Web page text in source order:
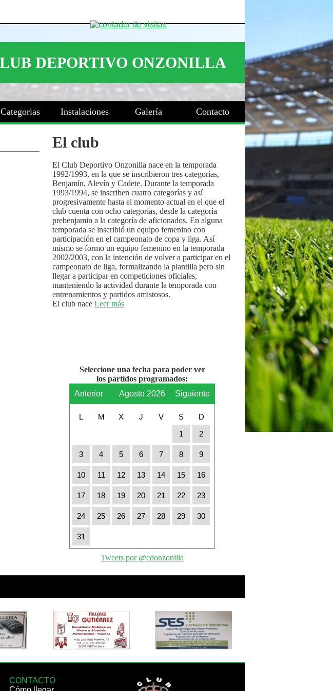
Categorias Instalaciones Galería Contacto
El club
El Club Deportivo Onzonilla nace en la temporada
1992/1993, en la que se inscribieron tres categorías,
Benjamín, Alevín y Cadete. Durante la temporada
1993/1994, se inscriben cuatro categorías y así
progresivamente hasta el momento actual en el que el
club cuenta con ocho categorías, desde la categoría
prebenjamin a la categoría de aficionados. En alguna
temporada se inscribió un equipo femenino con
participación en el campeonato de copa y liga. Así
mismo se formo un equipo femenino en la temporada
2002/2003, con la intención de volver a participar en el
campeonato de liga, formalizando la plantilla pero sin
llegar a participar en competiciones oficiales,
manteniendo la actividad durante la temporada con
entrenamientos y partidos amistosos.
El club nace Leer más
Seleccione una fecha para poder ver
los partidos programados:
Anterior
Agosto 2026 Siguiente
L M X J V S
D
1
2
3 4 5 6 7 8 9
10 11 12 13 14 15 16
17 18 19 20 21 22 23
24 25 26 27 28 29 30
31
Tweets por @cdonzonilla
CONTACTO